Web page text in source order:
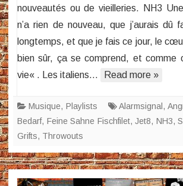
nouveautés ou de vieilleries. NH3
n’a rien de nouveau, que j’aurais dû
longtemps, et que je fais ce jour, le
bien sûr, ça se comprend, et comme
vie« . Les italiens…
Read more »
Musique, Playlists Alarmsignal ,
Bedarf, Feine Sahne Fischfilet, Jet8, NH3,
Grifts, Throwouts